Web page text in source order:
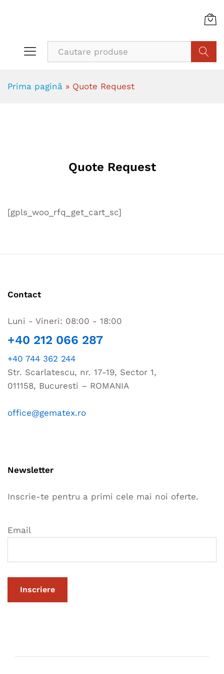
Prima pagină » Quote Request
Quote Request
[gpls_woo_rfq_get_cart_sc]
Contact
Luni - Vineri: 08:00 - 18:00
+40 212 066 287
+40 744 362 244
Str. Scarlatescu, nr. 17-19, Sector 1,
011158, Bucuresti – ROMANIA
office@gematex.ro
Newsletter
Inscrie-te pentru a primi cele mai noi oferte.
Email